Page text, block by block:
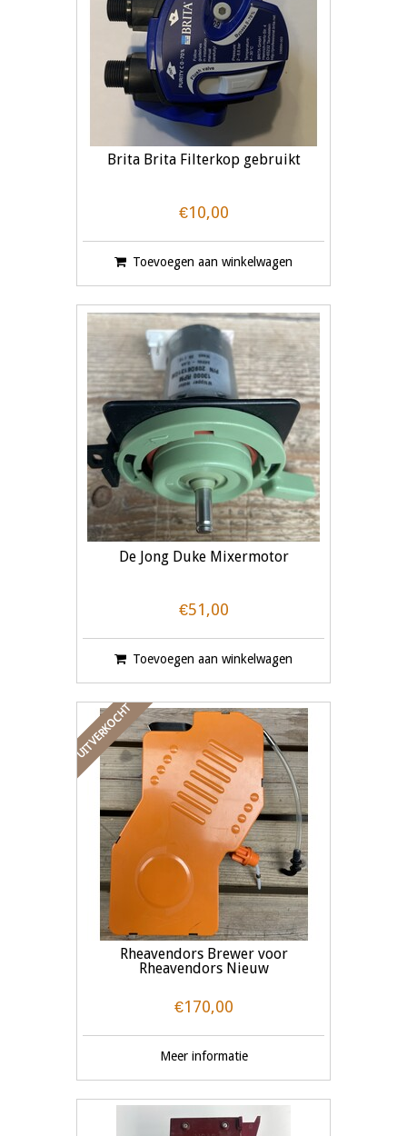
Brita Brita Filterkop gebruikt
€10,00
Toevoegen aan winkelwagen
De Jong Duke Mixermotor
€51,00
Toevoegen aan winkelwagen
UITVERKOCHT
Rheavendors Brewer voor
Rheavendors Nieuw
€170,00
Meer informatie